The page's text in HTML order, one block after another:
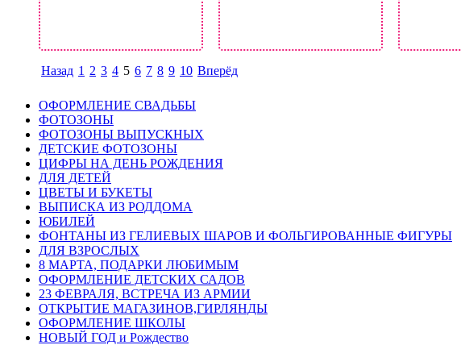
Назад 1 2 3 4 5 6 7 8 9 10 Вперёд
ОФОРМЛЕНИЕ СВАДЬБЫ
ФОТОЗОНЫ
ФОТОЗОНЫ ВЫПУСКНЫХ
ДЕТСКИЕ ФОТОЗОНЫ
ЦИФРЫ НА ДЕНЬ РОЖДЕНИЯ
ДЛЯ ДЕТЕЙ
ЦВЕТЫ И БУКЕТЫ
ВЫПИСКА ИЗ РОДДОМА
ЮБИЛЕЙ
ФОНТАНЫ ИЗ ГЕЛИЕВЫХ ШАРОВ И ФОЛЬГИРОВАННЫЕ ФИГУРЫ
ДЛЯ ВЗРОСЛЫХ
8 МАРТА, ПОДАРКИ ЛЮБИМЫМ
ОФОРМЛЕНИЕ ДЕТСКИХ САДОВ
23 ФЕВРАЛЯ, ВСТРЕЧА ИЗ АРМИИ
ОТКРЫТИЕ МАГАЗИНОВ,ГИРЛЯНДЫ
ОФОРМЛЕНИЕ ШКОЛЫ
НОВЫЙ ГОД и Рождество